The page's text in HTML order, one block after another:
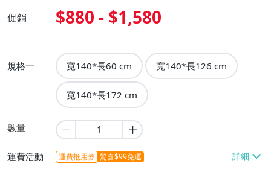
促銷 $880 - $1,580
規格一 寬140*長60 cm 寬140*長126 cm
寬140*長172 cm
數量
運費活動 運費抵用券 驚喜$99免運